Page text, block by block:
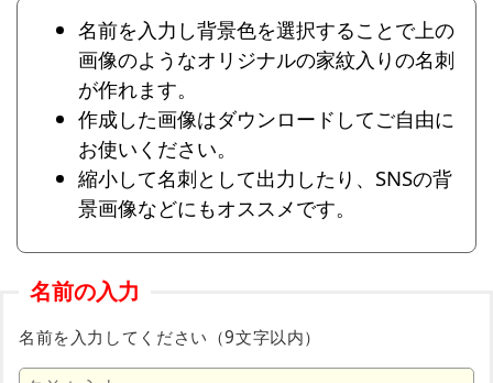
名前を入力し背景色を選択することで上の
画像のようなオリジナルの家紋入りの名刺
が作れます。
作成した画像はダウンロードしてご自由に
お使いください。
縮小して名刺として出力したり、SNSの背
景画像などにもオススメです。
名前の入力
名前を入力してください（9文字以内）